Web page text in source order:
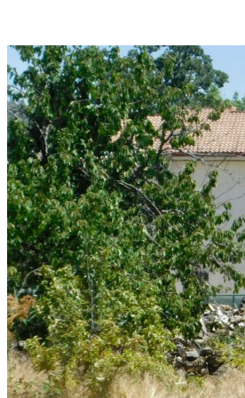
Terremotos
Topográficos
Vértices Geodésicos